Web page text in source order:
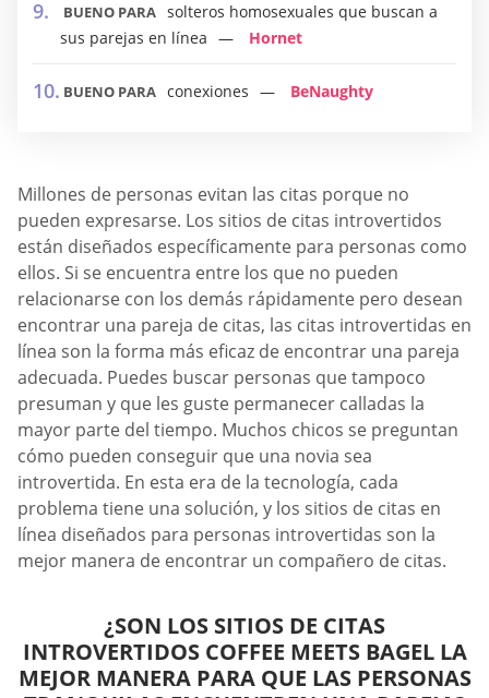
BUENO PARA solteros homosexuales que buscan a
sus parejas en línea
Hornet
BUENO PARA conexiones BeNaughty
Millones de personas evitan las citas porque no
pueden expresarse. Los sitios de citas introvertidos
están diseñados específicamente para personas como
ellos. Si se encuentra entre los que no pueden
relacionarse con los demás rápidamente pero desean
encontrar una pareja de citas, las citas introvertidas en
línea son la forma más eficaz de encontrar una pareja
adecuada. Puedes buscar personas que tampoco
presuman y que les guste permanecer calladas la
mayor parte del tiempo. Muchos chicos se preguntan
cómo pueden conseguir que una novia sea
introvertida. En esta era de la tecnología, cada
problema tiene una solución, y los sitios de citas en
línea diseñados para personas introvertidas son la
mejor manera de encontrar un compañero de citas.
¿SON LOS SITIOS DE CITAS
INTROVERTIDOS COFFEE MEETS BAGEL LA
MEJOR MANERA PARA QUE LAS PERSONAS